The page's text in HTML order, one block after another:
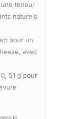
teneur
naturels
pour un
avec
51 g pour